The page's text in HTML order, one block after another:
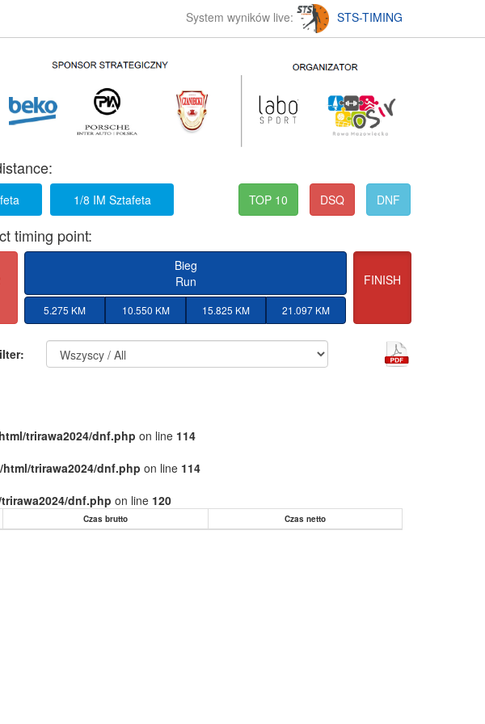
System wyników live: STS-TIMING
1/8 IM Sztafeta TOP 10 DSQ DNF
timing point:
Bieg
Run
5.275 KM 10.550 KM 15.825 KM 21.097 KM
FINISH
trirawa2024/dnf.php on line 114
html/trirawa2024/dnf.php on line 114
dnf.php on line 120
Czas brutto Czas netto